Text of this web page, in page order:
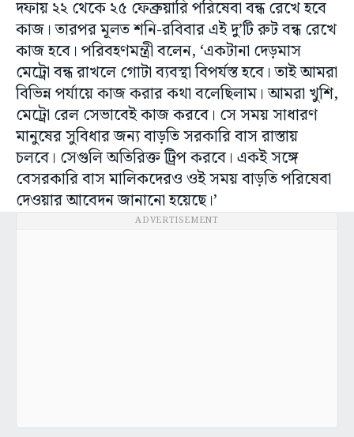
দফায় ২২ থেকে ২৫ ফেব্রুয়ারি পরিষেবা বন্ধ রেখে হবে
কাজ। তারপর মূলত শনি-রবিবার এই দু’টি রুট বন্ধ রেখে
কাজ হবে। পরিবহণমন্ত্রী বলেন, ‘একটানা দেড়মাস
মেট্রো বন্ধ রাখলে গোটা ব্যবস্থা বিপর্যস্ত হবে। তাই আমরা
বিভিন্ন পর্যায়ে কাজ করার কথা বলেছিলাম। আমরা খুশি,
মেট্রো রেল সেভাবেই কাজ করবে। সে সময় সাধারণ
মানুষের সুবিধার জন্য বাড়তি সরকারি বাস রাস্তায়
চলবে। সেগুলি অতিরিক্ত ট্রিপ করবে। একই সঙ্গে
বেসরকারি বাস মালিকদেরও ওই সময় বাড়তি পরিষেবা
দেওয়ার আবেদন জানানো হয়েছে।’
ADVERTISEMENT